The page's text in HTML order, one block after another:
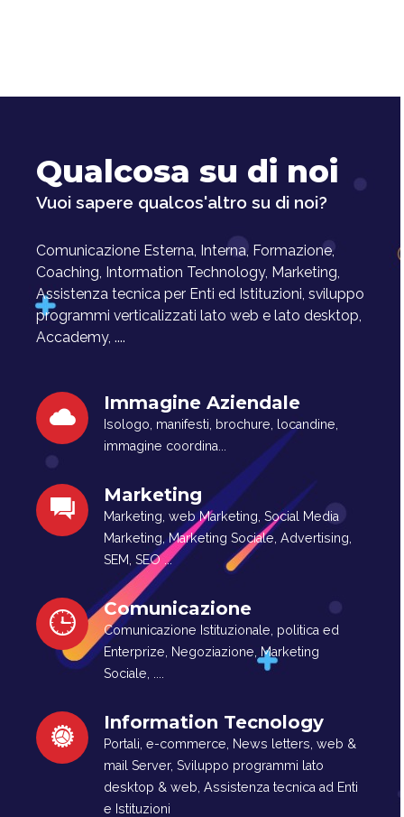
Qualcosa su di noi
Vuoi sapere qualcos'altro su di noi?
Comunicazione Esterna, Interna, Formazione,
Coaching, Intormation Technology, Marketing,
Assistenza tecnica per Enti ed Istituzioni, sviluppo
programmi verticalizzati lato web e lato desktop,
Accademy, ....
Immagine Aziendale
Isologo, manifesti, brochure, locandine,
immagine coordina...
Marketing
Marketing, web Marketing, Social Media
Marketing, Marketing Sociale, Advertising,
SEM, SEO ...
Comunicazione
Comunicazione Istituzionale, politica ed
Enterprize, Negoziazione, Marketing
Sociale, ....
Information Tecnology
Portali, e-commerce, News letters, web &
mail Server, Sviluppo programmi lato
desktop & web, Assistenza tecnica ad Enti
e Istituzioni